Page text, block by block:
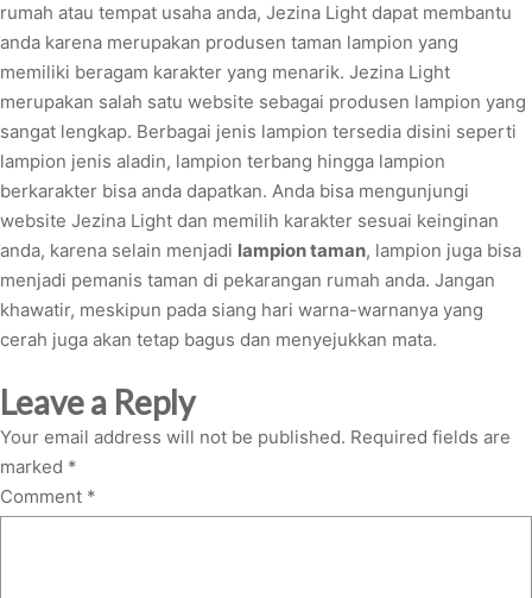
rumah atau tempat usaha anda, Jezina Light dapat membantu
anda karena merupakan produsen taman lampion yang
memiliki beragam karakter yang menarik. Jezina Light
merupakan salah satu website sebagai produsen lampion yang
sangat lengkap. Berbagai jenis lampion tersedia disini seperti
lampion jenis aladin, lampion terbang hingga lampion
berkarakter bisa anda dapatkan. Anda bisa mengunjungi
website Jezina Light dan memilih karakter sesuai keinginan
anda, karena selain menjadi lampion taman, lampion juga bisa
menjadi pemanis taman di pekarangan rumah anda. Jangan
khawatir, meskipun pada siang hari warna-warnanya yang
cerah juga akan tetap bagus dan menyejukkan mata.
Leave a Reply
Your email address will not be published. Required fields are
marked *
Comment *